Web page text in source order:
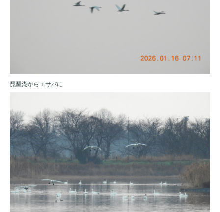
琵琶湖からエサバに